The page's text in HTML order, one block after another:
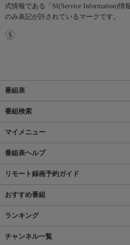
式情報である「SI(Service Information)情
のみ表記が許されているマークです。
番組表
番組検索
マイメニュー
番組表ヘルプ
リモート録画予約ガイド
おすすめ番組
ランキング
チャンネル一覧